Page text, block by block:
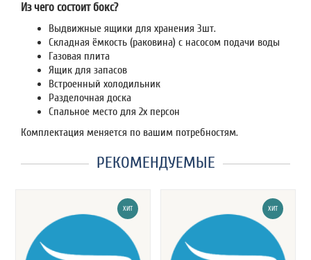
Из чего состоит бокс?
Выдвижные ящики для хранения 3шт.
Складная ёмкость (раковина) с насосом подачи воды
Газовая плита
Ящик для запасов
Встроенный холодильник
Разделочная доска
Спальное место для 2х персон
Комплектация меняется по вашим потребностям.
РЕКОМЕНДУЕМЫЕ
ХИТ ХИТ